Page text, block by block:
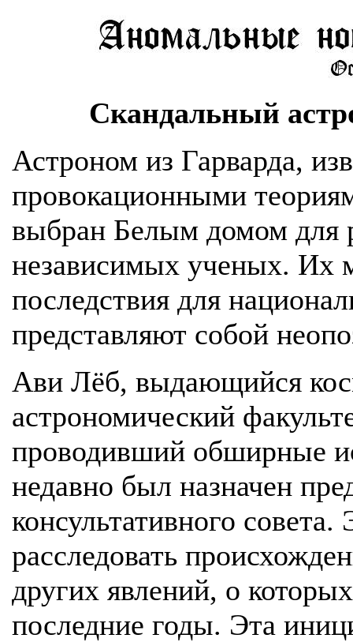
Скандальный
Астроном из Гарварда,
провокационными
выбран Белым домом для
независимых ученых. Их
последствия для
представляют собой
Ави Лёб, выдающийся
астрономический
проводивший обширные
недавно был назначен
консультативного совета.
расследовать
других явлений, о
последние годы. Эта